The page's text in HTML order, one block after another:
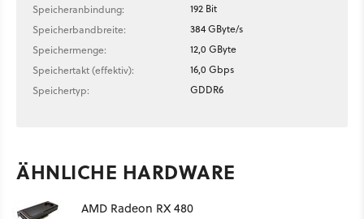
Speicheranbindung:
192 Bit
Speicherbandbreite:
384 GByte/s
Speichermenge:
12,0 GByte
Speichertakt (effektiv):
16,0 Gbps
Speichertyp:
GDDR6
ÄHNLICHE HARDWARE
AMD Radeon RX 480